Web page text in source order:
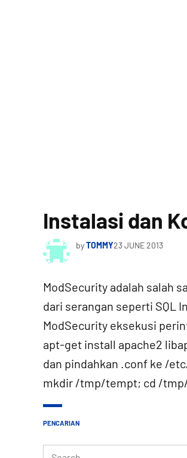
Instalasi dan
byTOMMY23 JUNE 2013
ModSecurity adalah salah
dari serangan seperti SQL
ModSecurity eksekusi
apt-get install apache2
dan pindahkan .conf ke /
mkdir /tmp/tempt; cd /
PENCARIAN
Search